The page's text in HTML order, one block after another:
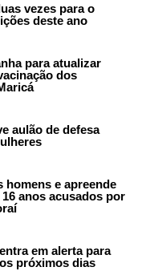
vezes para o
deste ano
para atualizar
dos
aulão de defesa
homens e apreende
anos acusados por
em alerta para
próximos dias